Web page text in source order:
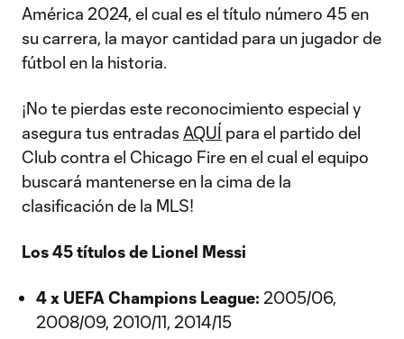
América 2024, el cual es el título número 45 en
su carrera, la mayor cantidad para un jugador de
fútbol en la historia.
¡No te pierdas este reconocimiento especial y
asegura tus entradas AQUÍ para el partido del
Club contra el Chicago Fire en el cual el equipo
buscará mantenerse en la cima de la
clasificación de la MLS!
Los 45 títulos de Lionel Messi
4 x UEFA Champions League: 2005/06,
2008/09, 2010/11, 2014/15